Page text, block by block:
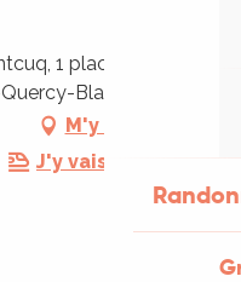
1 place des
Blanc
M'y rendre
J'y vais en train !